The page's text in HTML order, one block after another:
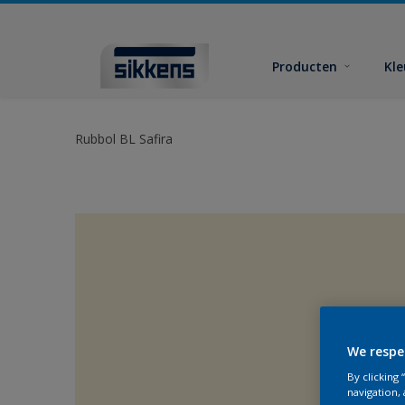
Producten
Rubbol BL Safira
We
By clicking
navigation,